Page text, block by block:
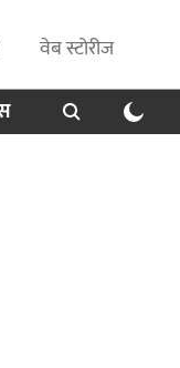
वेब स्टोरीज